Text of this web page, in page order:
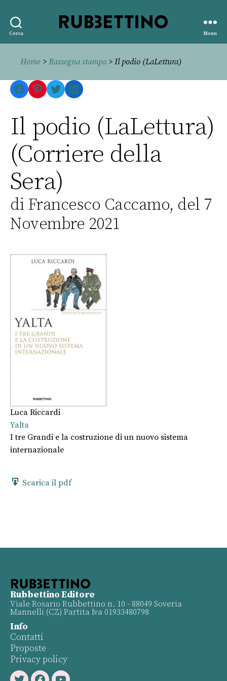
Cerca
editore
Menu
Home > Rassegna stampa> Il podio (LaLettura)
Facebook
Pinterest
TwitterLinkedIn
Il podio (LaLettura)
(Corriere della
Sera)
di Francesco Caccamo, del 7
Novembre 2021
Luca Riccardi
Yalta
I tre Grandi e la costruzione di un nuovo sistema
internazionale
Scarica il pdf
Rubbettino Editore
Viale Rosario Rubbettino n. 10 - 88049 Soveria
Mannelli (CZ) Partita Iva 01933480798
Info
Contatti
Proposte
Privacy policy